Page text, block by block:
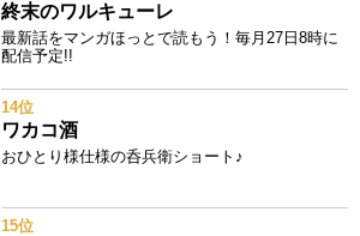
終末のワルキューレ
最新話をマンガほっとで読もう！毎月27日8時に
配信予定!!
14位
ワカコ酒
おひとり様仕様の呑兵衛ショート♪
15位